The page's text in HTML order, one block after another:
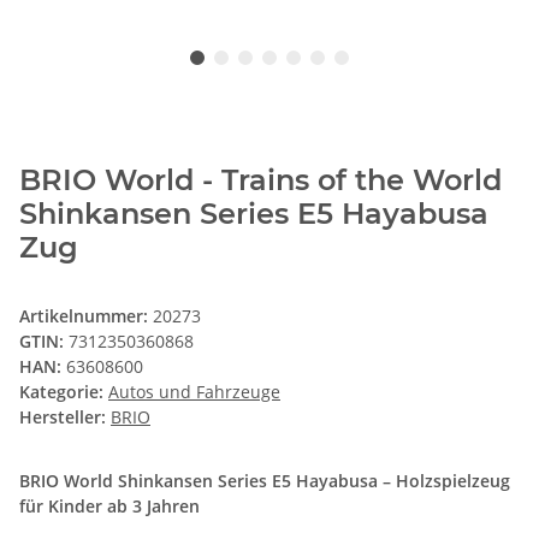
BRIO World - Trains of the World
Shinkansen Series E5 Hayabusa
Zug
Artikelnummer: 20273
GTIN: 7312350360868
HAN: 63608600
Kategorie: Autos und Fahrzeuge
Hersteller: BRIO
BRIO World Shinkansen Series E5 Hayabusa – Holzspielzeug
für Kinder ab 3 Jahren